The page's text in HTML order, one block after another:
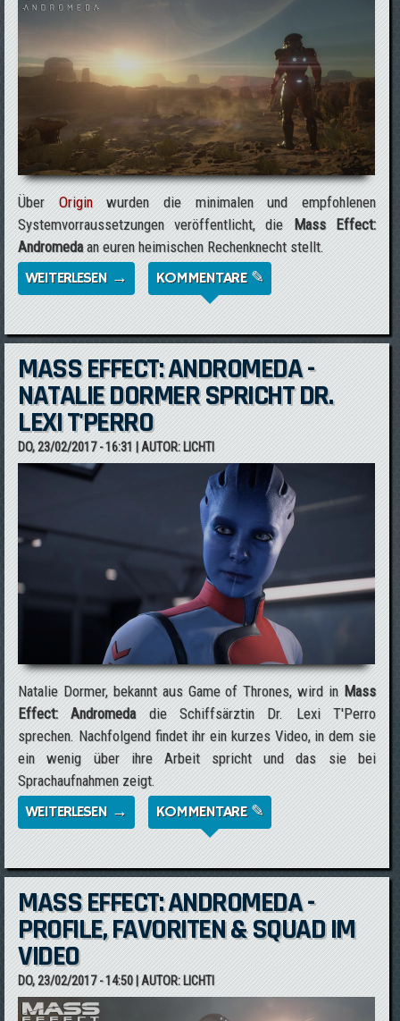
ÜberOriginwurden die minimalen und empfohlenen
Systemvorraussetzungen veröffentlicht, die Mass Effect:
Andromedaan euren heimischen Rechenknecht stellt.
WEITERLESEN → ÜBER SYSTEMANFORDERUNGEN FÜR MASS
EFFECT: ANDROMEDA
KOMMENTARE ✎
MASS EFFECT: ANDROMEDA -
NATALIE DORMER SPRICHT DR.
LEXI T'PERRO
DO, 23/02/2017 - 16:31| AUTOR: LICHTI
Natalie Dormer, bekannt aus Game of Thrones, wird inMass
Effect: Andromedadie Schiffsärztin Dr. Lexi T'Perro
sprechen. Nachfolgend findet ihr ein kurzes Video, in dem sie
ein wenig über ihre Arbeit spricht und das sie bei
Sprachaufnahmen zeigt.
WEITERLESEN → ÜBER MASS EFFECT: ANDROMEDA -
NATALIE DORMER SPRICHT DR. LEXI
T'PERRO
KOMMENTARE ✎
MASS EFFECT: ANDROMEDA -
PROFILE, FAVORITEN & SQUAD IM
VIDEO
DO, 23/02/2017 - 14:50| AUTOR: LICHTI